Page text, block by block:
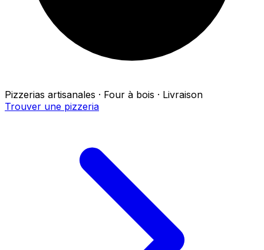
Pizzerias artisanales · Four à bois · Livraison
Trouver une pizzeria